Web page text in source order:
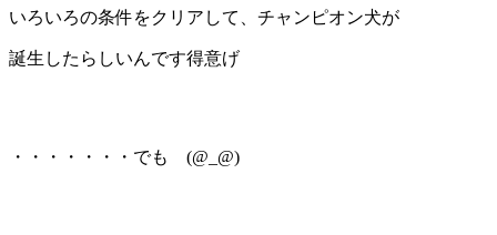
いろいろの条件をクリアして、チャンピオン犬が
誕生したらしいんです得意げ
・・・・・・・でも (@_@)